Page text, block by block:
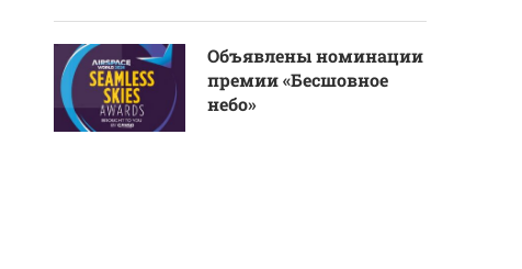
Объявлены номинации
премии «Бесшовное
небо»